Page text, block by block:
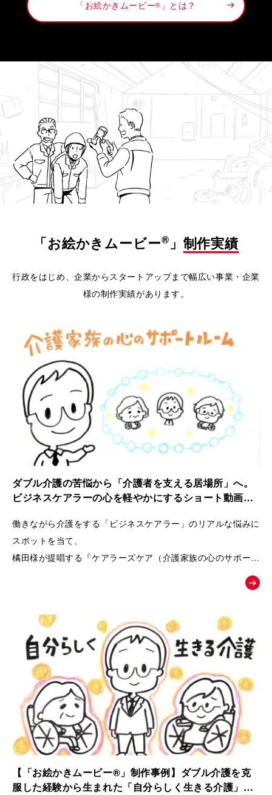
「お絵かきムービー® 」とは？
「お絵かきムービー® 」 制作実績
行政をはじめ、企業からスタートアップまで幅広い事業・企業
様の制作実績があります。
ダブル介護の苦悩から「介護者を支える居場所」へ。
ビジネスケアラーの心を軽やかにするショート動画｜
働きながら介護をする「ビジネスケアラー」のリアルな悩みに
スポットを当て、
橘田様が提唱する『ケアラーズケア（介護家族の心のサポート
ルーム）』への相談へと温かく背中を押す、課題解決型の紹介
【「お絵かきムービー®」制作事例】ダブル介護を克
服した経験から生まれた「自分らしく生きる介護」ス